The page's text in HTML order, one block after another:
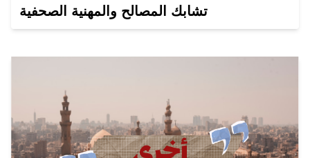
تشابك المصالح والمهنية الصحفية